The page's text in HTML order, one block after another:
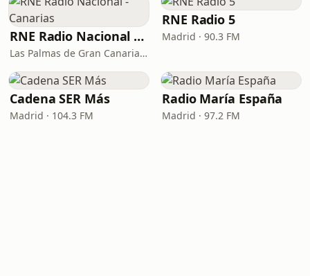
RNE Radio Nacional - Canarias
Las Palmas de Gran Canaria · 92.8 FM
RNE Radio 5
Madrid · 90.3 FM
Cadena SER Más
Madrid · 104.3 FM
Radio María España
Madrid · 97.2 FM